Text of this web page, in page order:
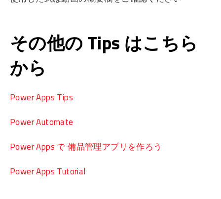
その他の Tips はこちら
から
Power Apps Tips
Power Automate
Power Apps で 備品管理アプリを作ろう
Power Apps Tutorial